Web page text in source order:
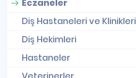
Eczaneler
Diş Hastaneleri ve Klinikleri
Diş Hekimleri
Hastaneler